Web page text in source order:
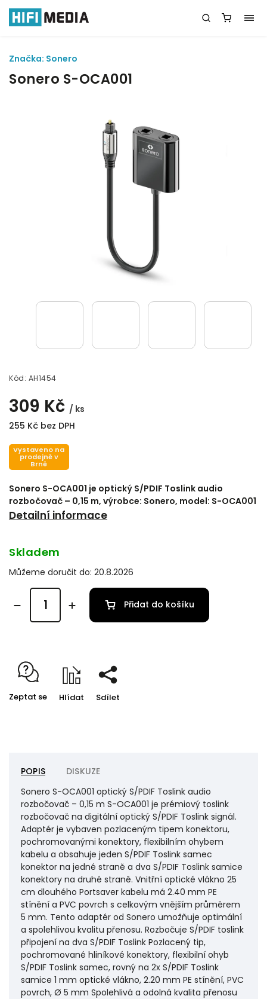
Sonero S-OCA001
Kód: AH1454
309 Kč / ks
255 Kč bez DPH
Sonero S-OCA001 je optický S/PDIF Toslink audio
rozbočovač – 0,15 m, výrobce: Sonero, model: S-OCA001
Detailní informace
Vystaveno na
prodejně v
Brně
Značka: Sonero
Skladem
Můžeme doručit do: 20.8.2026
Přidat do košíku
Zeptat se Hlídat Sdílet
POPIS
DISKUZE
Sonero S-OCA001 optický S/PDIF Toslink audio
rozbočovač – 0,15 m S-OCA001 je prémiový toslink
rozbočovač na digitální optický S/PDIF Toslink signál.
Adaptér je vybaven pozlaceným tipem konektoru,
pochromovanými konektory, flexibilním ohybem
kabelu a obsahuje jeden S/PDIF Toslink samec
konektor na jedné straně a dva S/PDIF Toslink samice
konektory na druhé straně. Vnitřní optické vlákno 25
cm dlouhého Portsaver kabelu má 2.40 mm PE
stínění a PVC povrch s celkovým vnějším průměrem
5 mm. Tento adaptér od Sonero umožňuje optimální
a spolehlivou kvalitu přenosu. Rozbočuje S/PDIF toslink
připojení na dva S/PDIF Toslink Pozlacený tip,
pochromované hliníkové konektory, flexibilní ohyb
S/PDIF Toslink samec, rovný na 2x S/PDIF Toslink
samice 1 mm optické vlákno, 2.20 mm PE stínění, PVC
povrch, Ø 5 mm Spolehlivá a odolná kvalita přenosu